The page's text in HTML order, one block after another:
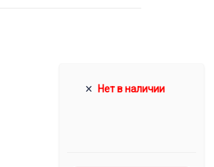
Нет в наличии